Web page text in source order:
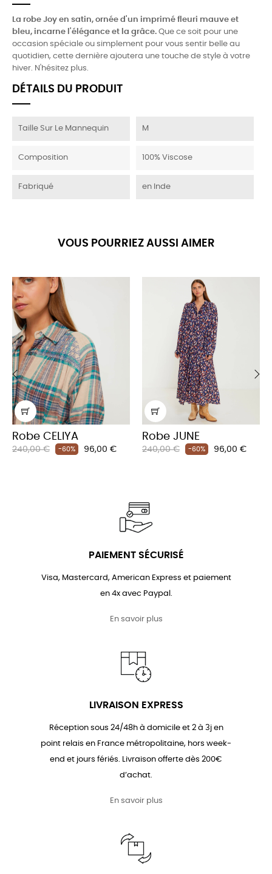
La robe Joy en satin, ornée d'un imprimé fleuri mauve et
bleu, incarne l'élégance et la grâce. Que ce soit pour une
occasion spéciale ou simplement pour vous sentir belle au
quotidien, cette dernière ajoutera une touche de style à votre
hiver. N'hésitez plus.
DÉTAILS DU PRODUIT
Taille Sur Le Mannequin M
Composition 100% Viscose
Fabriqué en Inde
VOUS POURRIEZ AUSSI AIMER
Robe CELIYA
Prix
240,00 € -60% Prix
96,00 €
Robe JUNE
Prix
240,00 € -60% Prix
96,00 €
‹
PAIEMENT SÉCURISÉ
Visa, Mastercard, American Express et paiement
en 4x avec Paypal.
En savoir plus
LIVRAISON EXPRESS
Réception sous 24/48h à domicile et 2 à 3j en
point relais en France métropolitaine, hors week-
end et jours fériés. Livraison offerte dès 200€
d’achat.
En savoir plus